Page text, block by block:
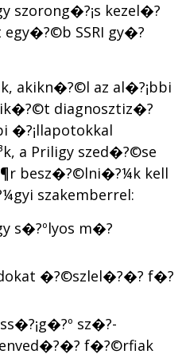
szorong�?¡s kezel�?
SSRI gy�?
akikn�?©l az al�?¡bbi
diagnosztiz�?
�?¡llapotokkal
a Priligy szed�?©se
besz�?©lni�?¼k kell
szakemberrel:
s�?ºlyos m�?
�?©szlel�?�? f�?
sz�?­
f�?©rfiak